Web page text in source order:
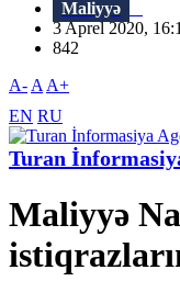
Maliyyə
3 Aprel 2020,
842
A- A A+
EN RU
Turan
Maliyyə